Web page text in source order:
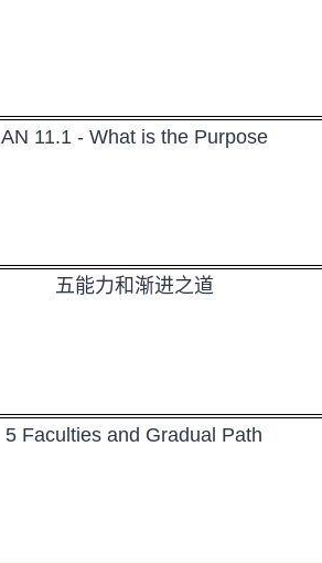
AN 11.1 - What is the Purpose
五能力和渐进之道
5 Faculties and Gradual Path